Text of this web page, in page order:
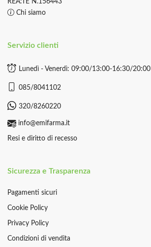
REA:TE N.156443
Chi siamo
Servizio clienti
Lunedì - Venerdì: 09:00/13:00-16:30/20:00
085/8041102
320/8260220
info@emifarma.it
Resi e diritto di recesso
Sicurezza e Trasparenza
Pagamenti sicuri
Cookie Policy
Privacy Policy
Condizioni di vendita